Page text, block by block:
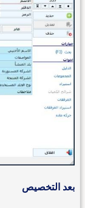
بعد التخصيص